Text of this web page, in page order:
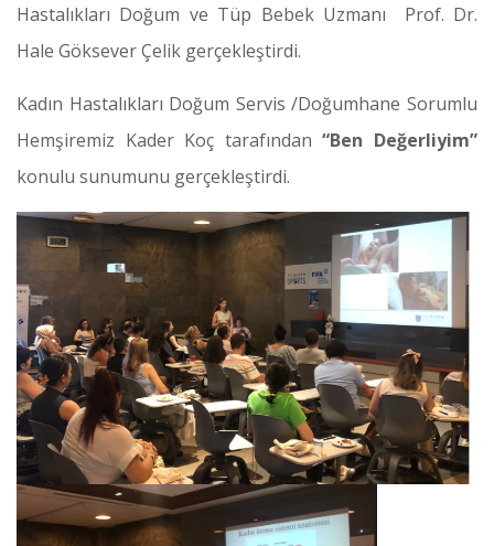
Hastalıkları Doğum ve Tüp Bebek Uzmanı Prof. Dr.
Hale Göksever Çelik gerçekleştirdi.
Kadın Hastalıkları Doğum Servis /Doğumhane Sorumlu
Hemşiremiz Kader Koç tarafından“Ben Değerliyim”
konulu sunumunu gerçekleştirdi.